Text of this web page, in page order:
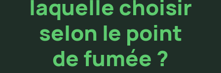
laquelle choisir
selon le point
de fumée ?